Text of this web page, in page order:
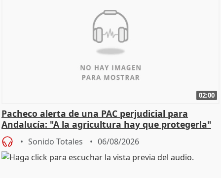
02:00
Pacheco alerta de una PAC perjudicial para
Andalucía: "A la agricultura hay que protegerla"
Sonido Totales 06/08/2026